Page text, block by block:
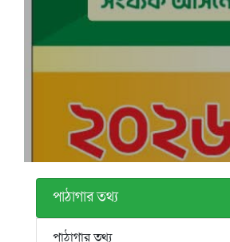
পাঠাগার তথ্য
পাঠাগার তথ্য